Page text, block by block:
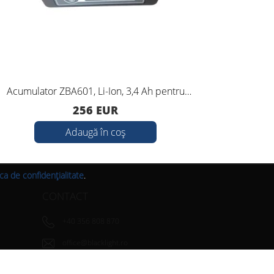
Acumulator ZBA601, Li-Ion, 3,4 Ah pentru
receptoarele Zenith35
256 EUR
Adaugă în coș
de confidențialitate.